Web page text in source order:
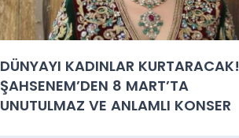
DÜNYAYI KADINLAR KURTARACAK!
ŞAHSENEM’DEN 8 MART’TA
UNUTULMAZ VE ANLAMLI KONSER